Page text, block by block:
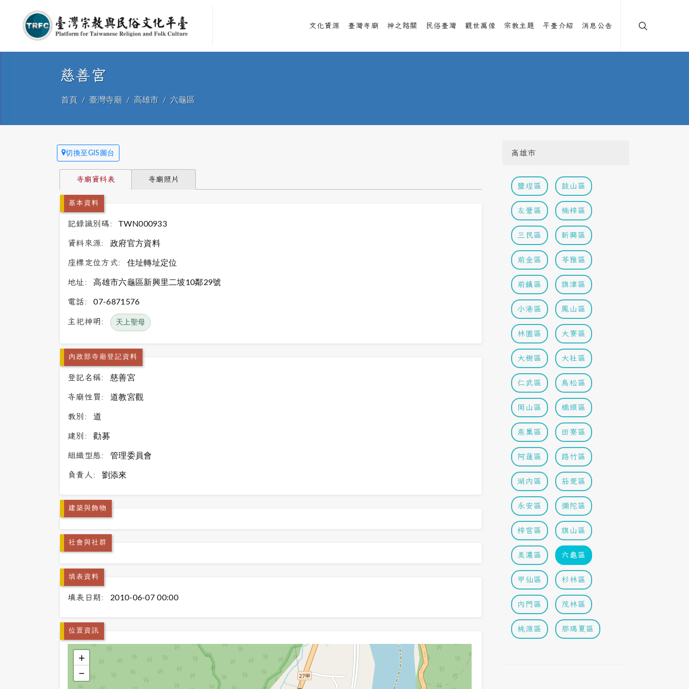
文化資源 臺灣寺廟 神之路關 民俗臺灣 觀世萬像 宗教主題 平臺介紹 消息公告
慈善宮
首頁 臺灣寺廟 高雄市 六龜區
切換至GIS圖台
寺廟資料表 寺廟照片
基本資料
記錄識別碼: TWN000933
資料來源: 政府官方資料
座標定位方式: 住址轉址定位
地址: 高雄市六龜區新興里二坡10鄰29號
電話: 07-6871576
主祀神明: 天上聖母
內政部寺廟登記資料
登記名稱: 慈善宮
寺廟性質: 道教宮觀
教別: 道
建別: 勸募
組織型態: 管理委員會
負責人: 劉添來
建築與飾物
社會與社群
填表資料
填表日期: 2010-06-07 00:00
位置資訊
+
−
高雄市
鹽埕區 鼓山區
左營區 楠梓區
三民區 新興區
前金區 苓雅區
前鎮區 旗津區
小港區 鳳山區
林園區 大寮區
大樹區 大社區
仁武區 鳥松區
岡山區 橋頭區
燕巢區 田寮區
阿蓮區 路竹區
湖內區 茄萣區
永安區 彌陀區
梓官區 旗山區
美濃區 六龜區
甲仙區 杉林區
內門區 茂林區
桃源區 那瑪夏區